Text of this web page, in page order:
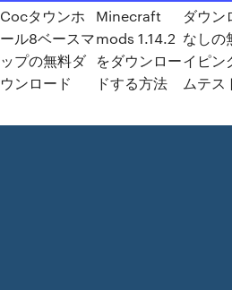
Cocタウンホ
ール8ベースマ
ップの無料ダ
ウンロード
Minecraft
mods 1.14.2
をダウンロー
ドする方法
ダウン
なしの
イピン
ムテス